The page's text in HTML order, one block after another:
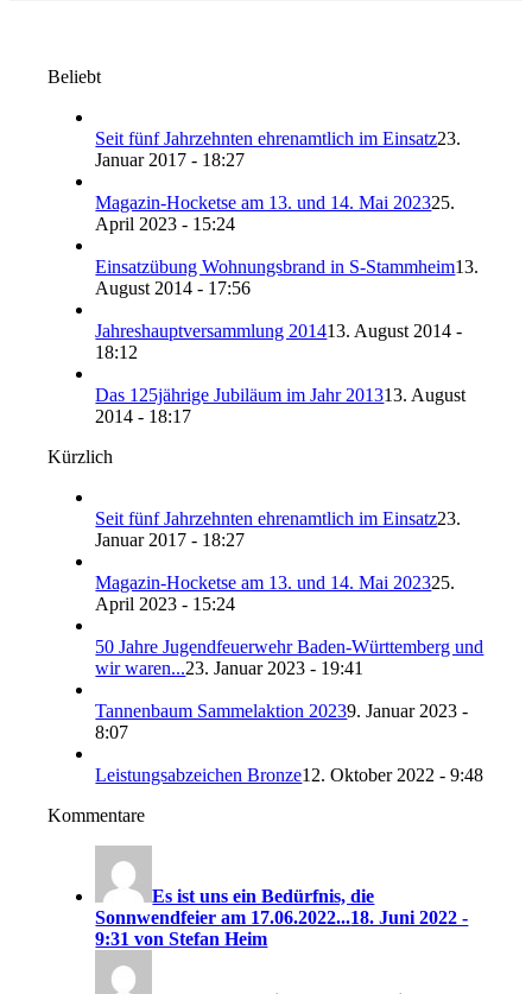
Beliebt
Seit fünf Jahrzehnten ehrenamtlich im Einsatz23.
Januar 2017 - 18:27
Magazin-Hocketse am 13. und 14. Mai 202325.
April 2023 - 15:24
Einsatzübung Wohnungsbrand in S-Stammheim13.
August 2014 - 17:56
Jahreshauptversammlung 201413. August 2014 -
18:12
Das 125jährige Jubiläum im Jahr 201313. August
2014 - 18:17
Kürzlich
Seit fünf Jahrzehnten ehrenamtlich im Einsatz23.
Januar 2017 - 18:27
Magazin-Hocketse am 13. und 14. Mai 202325.
April 2023 - 15:24
50 Jahre Jugendfeuerwehr Baden-Württemberg und
wir waren...23. Januar 2023 - 19:41
Tannenbaum Sammelaktion 20239. Januar 2023 -
8:07
Leistungsabzeichen Bronze12. Oktober 2022 - 9:48
Kommentare
Es ist uns ein Bedürfnis, die
Sonnwendfeier am 17.06.2022...18. Juni 2022 -
9:31 von Stefan Heim